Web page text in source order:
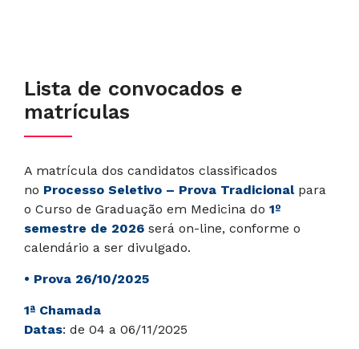
Lista de convocados e
matrículas
A matrícula dos candidatos classificados
no Processo Seletivo – Prova Tradicional para
o Curso de Graduação em Medicina do 1º
semestre de 2026 será on-line, conforme o
calendário a ser divulgado.
• Prova 26/10/2025
1ª Chamada
Datas: de 04 a 06/11/2025